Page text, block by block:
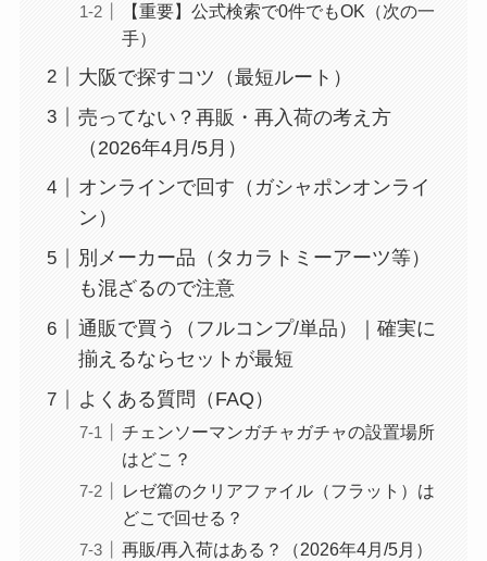
【重要】公式検索で0件でもOK（次の一
手）
大阪で探すコツ（最短ルート）
売ってない？再販・再入荷の考え方
（2026年4月/5月）
オンラインで回す（ガシャポンオンライ
ン）
別メーカー品（タカラトミーアーツ等）
も混ざるので注意
通販で買う（フルコンプ/単品）｜確実に
揃えるならセットが最短
よくある質問（FAQ）
チェンソーマンガチャガチャの設置場所
はどこ？
レゼ篇のクリアファイル（フラット）は
どこで回せる？
再販/再入荷はある？（2026年4月/5月）